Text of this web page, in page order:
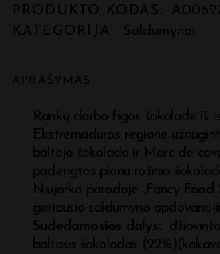
PRODUKTO KODAS:
KATEGORIJA:
Saldumynai
APRAŠYMAS
Rankų darbo figos šokolade iš
Ekstremadūros regione
baltojo šokolado ir Marc de
padengtos plonu rožinio
Niujorko parodoje „Fancy Food
geriausio saldumyno
Sudedamosios dalys:
baltasis šokoladas